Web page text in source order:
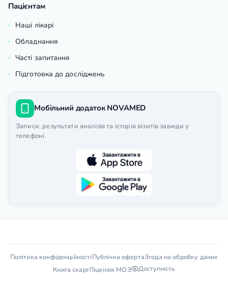
Пацієнтам
Наші лікарі
Обладнання
Часті запитання
Підготовка до досліджень
Мобільний додаток NOVAMED
Записи, результати аналізів та історія візитів завжди у
телефоні.
Політика конфіденційностіПублічна офертаЗгода на обробку даних
Книга скаргЛіцензія МОЗ Доступність